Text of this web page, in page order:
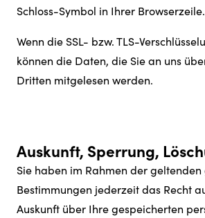
Schloss-Symbol in Ihrer Browserzeile.
Wenn die SSL- bzw. TLS-
können die Daten, die Sie an uns
Dritten mitgelesen werden.
Auskunft, Sperrung,
Sie haben im Rahmen der geltenden
Bestimmungen jederzeit das Recht
Auskunft über Ihre gespeicherten